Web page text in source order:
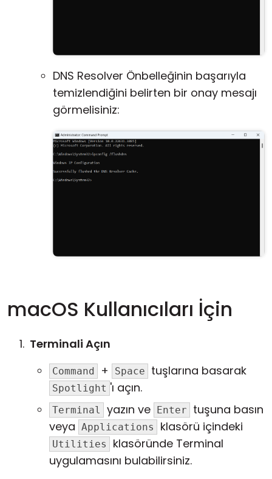
DNS Resolver Önbelleğinin başarıyla
temizlendiğini belirten bir onay mesajı
görmelisiniz:
macOS Kullanıcıları İçin
Terminali Açın
Command + Space tuşlarına basarak
Spotlight 'ı açın.
Terminal yazın ve Enter
tuşuna basın
veya Applications klasörü içindeki
Utilities
klasöründe Terminal
uygulamasını bulabilirsiniz.